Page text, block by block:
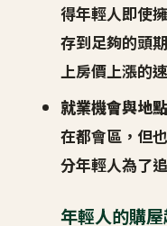
得年輕人即使
存到足夠的頭
上房價上漲的
就業機會與地
在都會區，但
分年輕人為了
年輕人的購